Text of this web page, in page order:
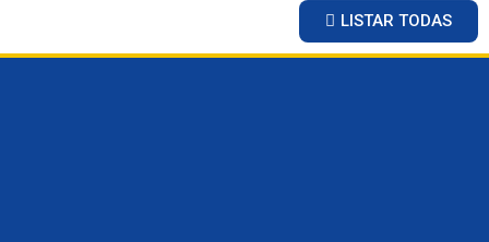
LISTAR TODAS